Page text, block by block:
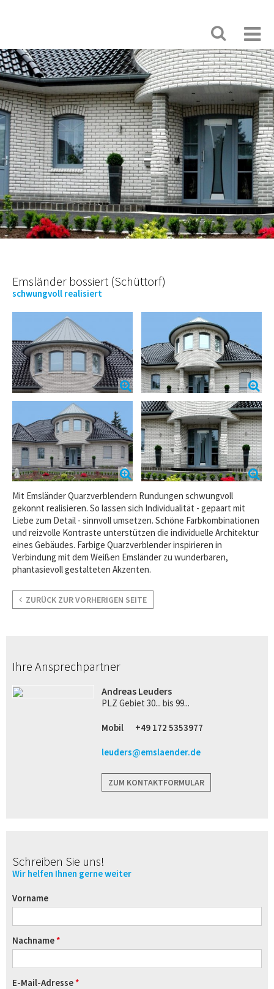
Emsländer bossiert (Schüttorf)
schwungvoll realisiert
Mit Emsländer Quarzverblendern Rundungen schwungvoll
gekonnt realisieren. So lassen sich Individualität - gepaart mit
Liebe zum Detail - sinnvoll umsetzen. Schöne Farbkombinationen
und reizvolle Kontraste unterstützen die individuelle Architektur
eines Gebäudes. Farbige Quarzverblender inspirieren in
Verbindung mit dem Weißen Emsländer zu wunderbaren,
phantasievoll gestalteten Akzenten.
ZURÜCK ZUR VORHERIGEN SEITE
Ihre Ansprechpartner
Andreas Leuders
PLZ Gebiet 30... bis 99...
Mobil +49 172 5353977
leuders@emslaender.de
ZUM KONTAKTFORMULAR
Schreiben Sie uns!
Wir helfen Ihnen gerne weiter
Vorname
Nachname
E-Mail-Adresse